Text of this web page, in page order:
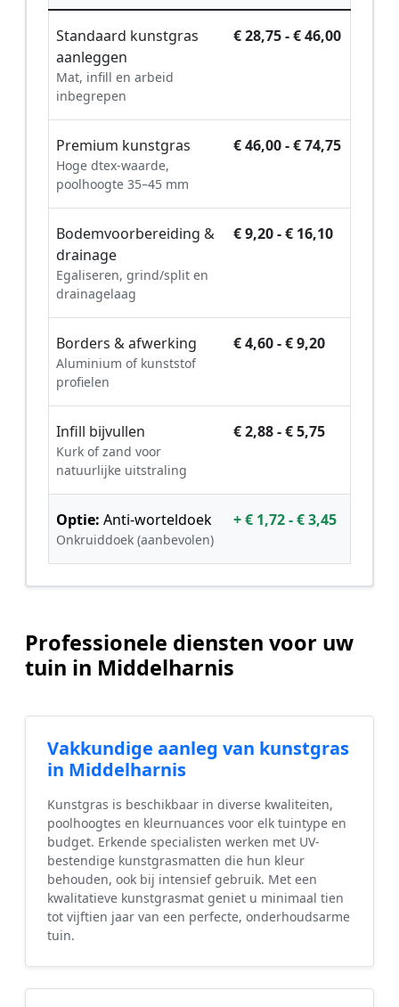
Standaard kunstgras
aanleggen
Mat, infill en arbeid
inbegrepen
€ 28,75 - € 46,00
Premium kunstgras
Hoge dtex-waarde,
poolhoogte 35–45 mm
€ 46,00 - € 74,75
Bodemvoorbereiding &
drainage
Egaliseren, grind/split en
drainagelaag
€ 9,20 - € 16,10
Borders & afwerking
Aluminium of kunststof
profielen
€ 4,60 - € 9,20
Infill bijvullen
Kurk of zand voor
natuurlijke uitstraling
€ 2,88 - € 5,75
Optie: Anti-worteldoek
Onkruiddoek (aanbevolen)
+ € 1,72 - € 3,45
Professionele diensten voor uw
tuin in Middelharnis
Vakkundige aanleg van kunstgras
in Middelharnis
Kunstgras is beschikbaar in diverse kwaliteiten,
poolhoogtes en kleurnuances voor elk tuintype en
budget. Erkende specialisten werken met UV-
bestendige kunstgrasmatten die hun kleur
behouden, ook bij intensief gebruik. Met een
kwalitatieve kunstgrasmat geniet u minimaal tien
tot vijftien jaar van een perfecte, onderhoudsarme
tuin.